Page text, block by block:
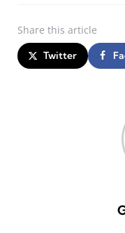
Share this article
Twitter